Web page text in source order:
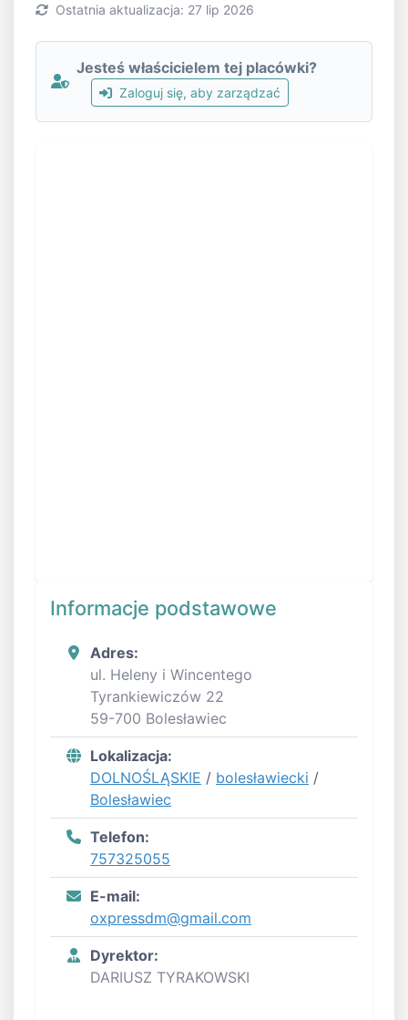
Ostatnia aktualizacja: 27 lip 2026
Jesteś właścicielem tej placówki?
Zaloguj się, aby zarządzać
Informacje podstawowe
Adres:
ul. Heleny i Wincentego
Tyrankiewiczów 22
59-700 Bolesławiec
Lokalizacja:
DOLNOŚLĄSKIE / bolesławiecki /
Bolesławiec
Telefon:
757325055
E-mail:
oxpressdm@gmail.com
Dyrektor:
DARIUSZ TYRAKOWSKI